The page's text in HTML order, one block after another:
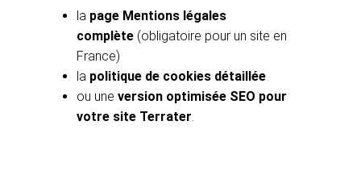
la page Mentions légales
complète (obligatoire pour un site en
France)
la politique de cookies détaillée
ou une version optimisée SEO pour
votre site Terrater.